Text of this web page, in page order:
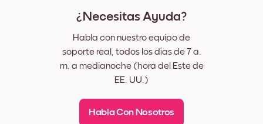
¿Necesitas Ayuda?
Habla con nuestro equipo de
soporte real, todos los días de 7 a.
m. a medianoche (hora del Este de
EE. UU.)
Habla Con Nosotros